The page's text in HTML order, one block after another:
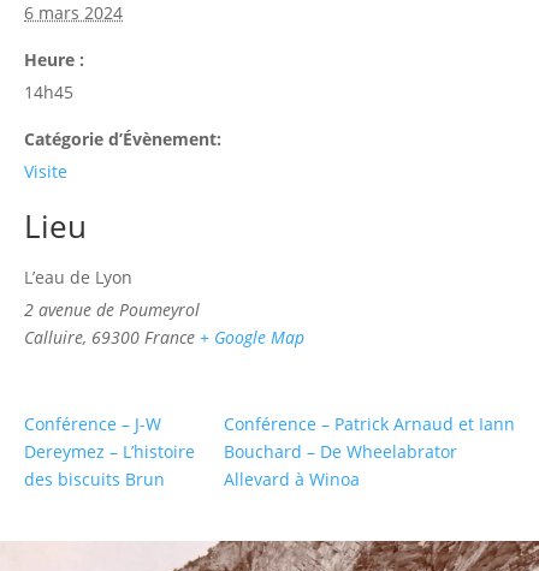
6 mars 2024
Heure :
14h45
Catégorie d’Évènement:
Visite
Lieu
L’eau de Lyon
2 avenue de Poumeyrol
Calluire, 69300 France + Google Map
Conférence – J-W
Dereymez – L’histoire
des biscuits Brun
Conférence – Patrick Arnaud et Iann
Bouchard – De Wheelabrator
Allevard à Winoa